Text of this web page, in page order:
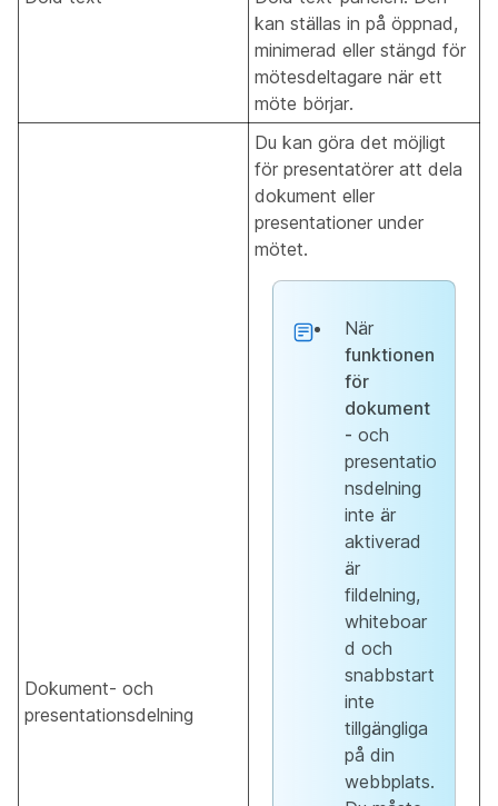
kan ställas in på öppnad,
minimerad eller stängd för
mötesdeltagare när ett
möte börjar.
Dokument- och
presentationsdelning
Du kan göra det möjligt
för presentatörer att dela
dokument eller
presentationer under
mötet.
När
funktionen
för
dokument
- och
presentatio
nsdelning
inte är
aktiverad
är
fildelning,
whiteboar
d och
snabbstart
inte
tillgängliga
på din
webbplats.